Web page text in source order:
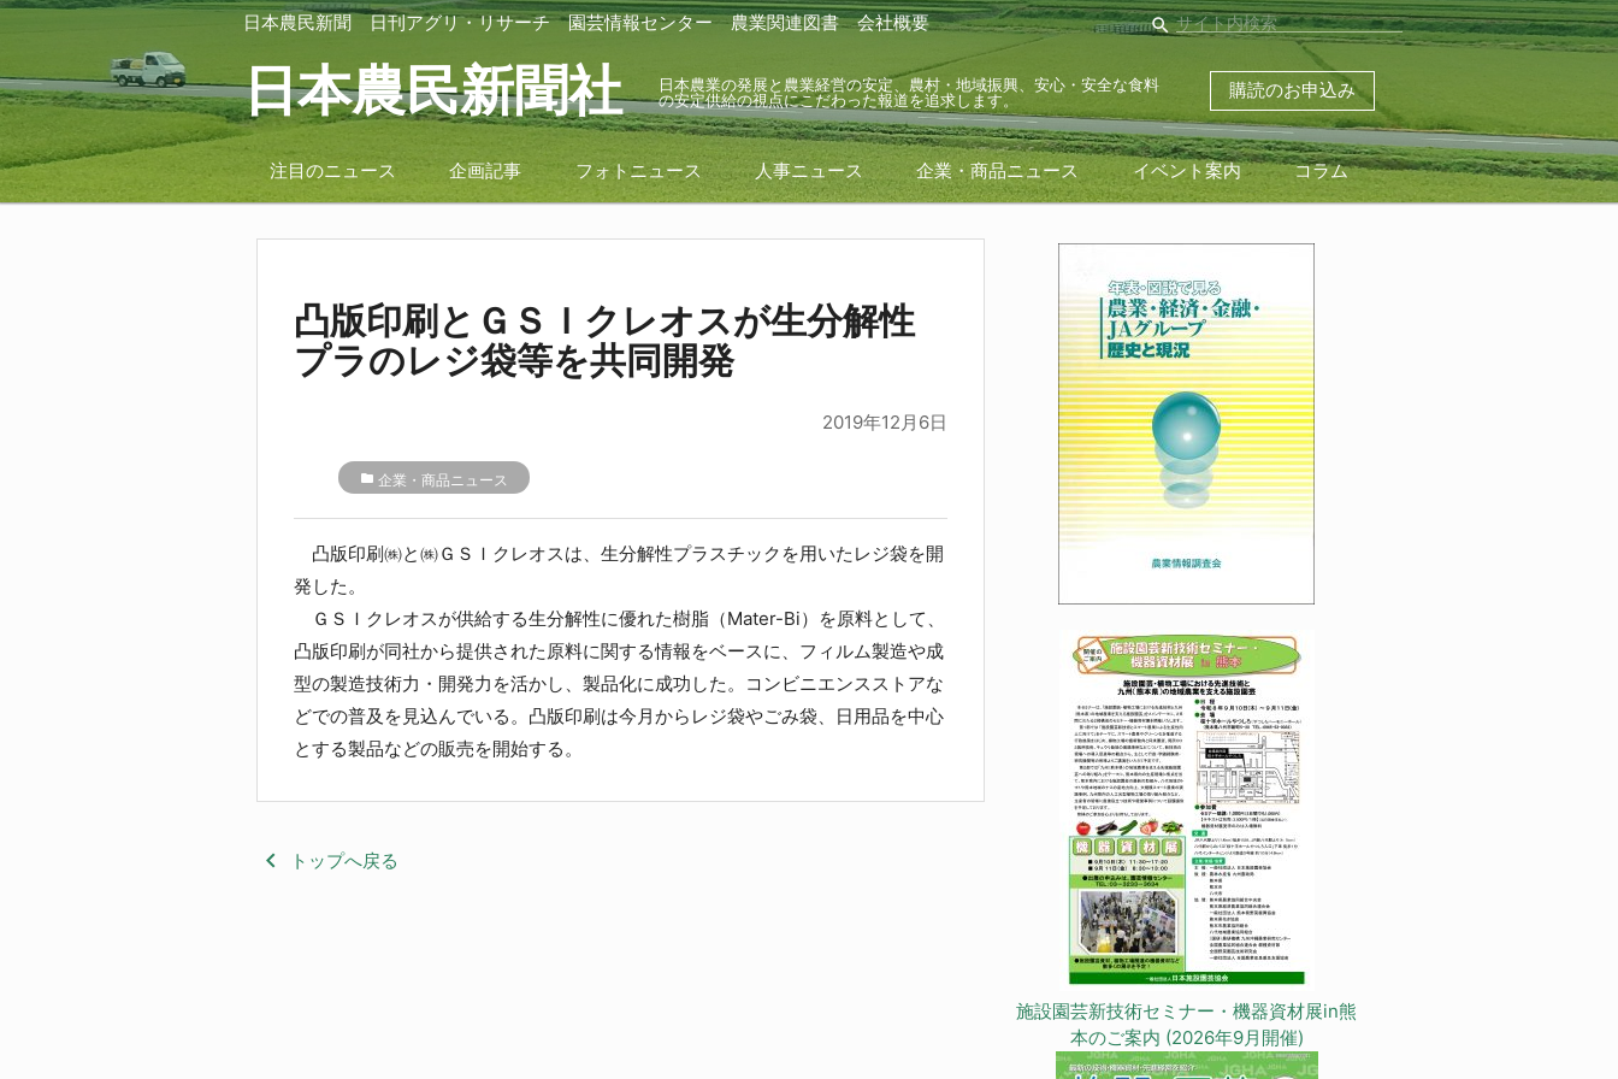
日本農民新聞 日刊アグリ・リサーチ 園芸情報センター 農業関連図書 会社概要 search
日本農民新聞社
日本農業の発展と農業経営の安定、農村・地域振興、安心・安全な食料
の安定供給の視点にこだわった報道を追求します。
購読のお申込み
注目のニュース 企画記事 フォトニュース 人事ニュース 企業・商品ニュース イベント案内 コラム
凸版印刷とＧＳＩクレオスが生分解性
プラのレジ袋等を共同開発
2019年12月6日
folder 企業・商品ニュース
凸版印刷㈱と㈱ＧＳＩクレオスは、生分解性プラスチックを用いたレジ袋を開
発した。
ＧＳＩクレオスが供給する生分解性に優れた樹脂（Mater-Bi）を原料として、
凸版印刷が同社から提供された原料に関する情報をベースに、フィルム製造や成
型の製造技術力・開発力を活かし、製品化に成功した。コンビニエンスストアな
どでの普及を見込んでいる。凸版印刷は今月からレジ袋やごみ袋、日用品を中心
とする製品などの販売を開始する。
keyboard_arrow_left トップへ戻る
施設園芸新技術セミナー・機器資材展in熊
本のご案内 (2026年9月開催)